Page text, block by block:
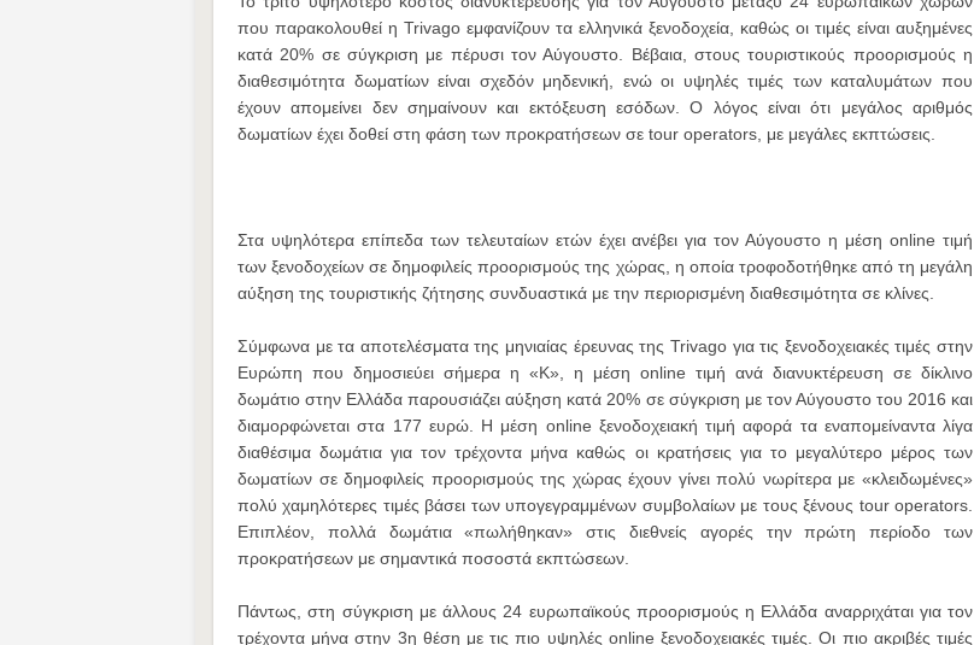
που παρακολουθεί η Trivago εμφανίζουν τα ελληνικά ξενοδοχεία, καθώς οι τιμές είναι αυξημένες
κατά 20% σε σύγκριση με πέρυσι τον Αύγουστο. Βέβαια, στους τουριστικούς προορισμούς η
διαθεσιμότητα δωματίων είναι σχεδόν μηδενική, ενώ οι υψηλές τιμές των καταλυμάτων που
έχουν απομείνει δεν σημαίνουν και εκτόξευση εσόδων. Ο λόγος είναι ότι μεγάλος αριθμός
δωματίων έχει δοθεί στη φάση των προκρατήσεων σε tour οperators, με μεγάλες εκπτώσεις.
Στα υψηλότερα επίπεδα των τελευταίων ετών έχει ανέβει για τον Αύγουστο η μέση online τιμή
των ξενοδοχείων σε δημοφιλείς προορισμούς της χώρας, η οποία τροφοδοτήθηκε από τη μεγάλη
αύξηση της τουριστικής ζήτησης συνδυαστικά με την περιορισμένη διαθεσιμότητα σε κλίνες.
Σύμφωνα με τα αποτελέσματα της μηνιαίας έρευνας της Trivago για τις ξενοδοχειακές τιμές στην
Ευρώπη που δημοσιεύει σήμερα η «Κ», η μέση online τιμή ανά διανυκτέρευση σε δίκλινο
δωμάτιο στην Ελλάδα παρουσιάζει αύξηση κατά 20% σε σύγκριση με τον Αύγουστο του 2016 και
διαμορφώνεται στα 177 ευρώ. Η μέση online ξενοδοχειακή τιμή αφορά τα εναπομείναντα λίγα
διαθέσιμα δωμάτια για τον τρέχοντα μήνα καθώς οι κρατήσεις για το μεγαλύτερο μέρος των
δωματίων σε δημοφιλείς προορισμούς της χώρας έχουν γίνει πολύ νωρίτερα με «κλειδωμένες»
πολύ χαμηλότερες τιμές βάσει των υπογεγραμμένων συμβολαίων με τους ξένους tour operators.
Επιπλέον, πολλά δωμάτια «πωλήθηκαν» στις διεθνείς αγορές την πρώτη περίοδο των
προκρατήσεων με σημαντικά ποσοστά εκπτώσεων.
Πάντως, στη σύγκριση με άλλους 24 ευρωπαϊκούς προορισμούς η Ελλάδα αναρριχάται για τον
τρέχοντα μήνα στην 3η θέση με τις πιο υψηλές online ξενοδοχειακές τιμές. Οι πιο ακριβές τιμές